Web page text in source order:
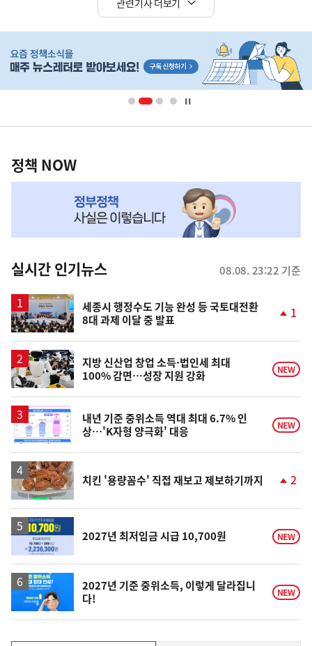
관련기사 더보기
단
배
영
책
NOW,
뉴
스
정책 NOW
실시간 인기뉴스 08.08. 23:22 기준
세종시 행정수도 기능 완성 등 국토대전환
8대 과제 이달 중 발표
승
1
지방 신산업 창업 소득·법인세 최대
100% 감면…성장 지원 강화
NEW
내년 기준 중위소득 역대 최대 6.7% 인
상…'K자형 양극화' 대응
NEW
치킨 '용량꼼수' 직접 재보고 제보하기까지
승
2
2027년 최저임금 시급 10,700원 NEW
2027년 기준 중위소득, 이렇게 달라집니
다!
NEW